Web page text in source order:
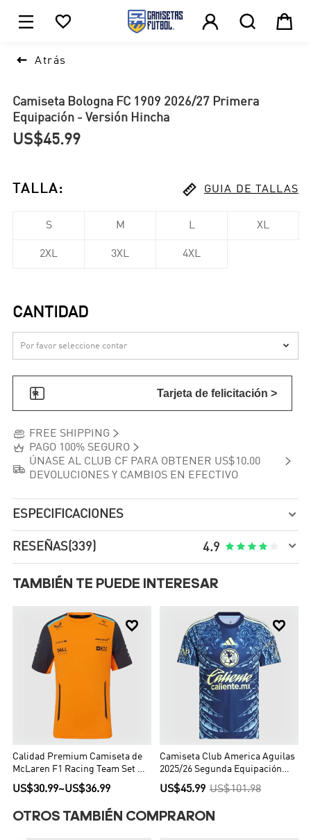
    
 Atrás
Camiseta Bologna FC 1909 2026/27 Primera
Equipación - Versión Hincha
US$45.99
TALLA:  GUIA DE TALLAS
S M L XL
2XL 3XL 4XL
CANTIDAD

 Tarjeta de felicitación >
 FREE SHIPPING

PAGO 100% SEGURO

ÚNASE AL CLUB CF PARA OBTENER US$10.00
DEVOLUCIONES Y CAMBIOS EN EFECTIVO

ESPECIFICACIONES 
RESEÑAS (339) 4.9     
TAMBIÉN TE PUEDE INTERESAR

Calidad Premium Camiseta de
McLaren F1 Racing Team Set Up
T-Shirt Orange Hombre Naranja
US$30.99~US$36.99

Camiseta Club America Aguilas
2025/26 Segunda Equipación
Hombre - Versión Hincha
US$45.99 US$101.98
OTROS TAMBIÉN COMPRARON